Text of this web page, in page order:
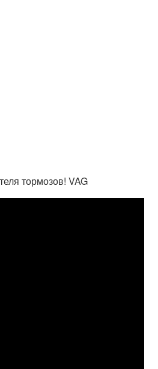
тормозов! VAG